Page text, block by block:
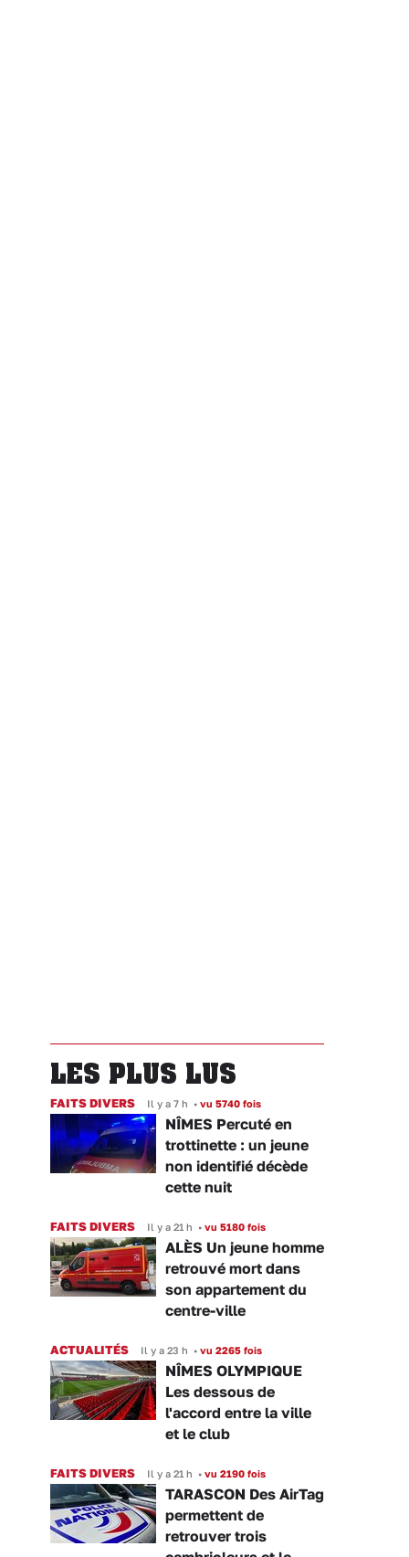
LES PLUS LUS
FAITS DIVERS Il y a 7 h • vu 5740 fois
NÎMES Percuté en
trottinette : un jeune
non identifié décède
cette nuit
FAITS DIVERS Il y a 21 h • vu 5180 fois
ALÈS Un jeune homme
retrouvé mort dans
son appartement du
centre-ville
ACTUALITÉS Il y a 23 h • vu 2265 fois
NÎMES OLYMPIQUE
Les dessous de
l'accord entre la ville
et le club
FAITS DIVERS Il y a 21 h • vu 2190 fois
TARASCON Des AirTag
permettent de
retrouver trois